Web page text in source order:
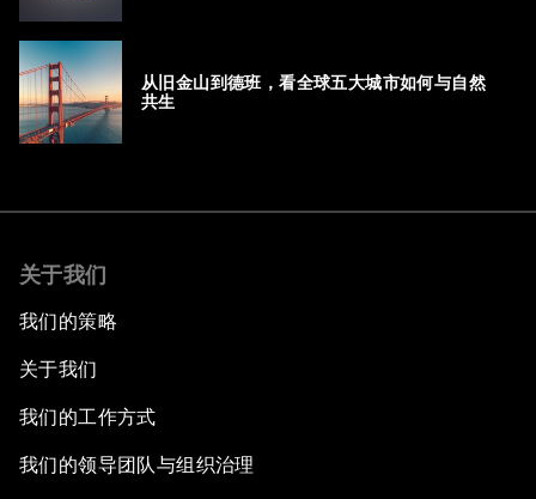
从旧金山到德班，看全球五大城市如何与自然
共生
关于我们
我们的策略
关于我们
我们的工作方式
我们的领导团队与组织治理